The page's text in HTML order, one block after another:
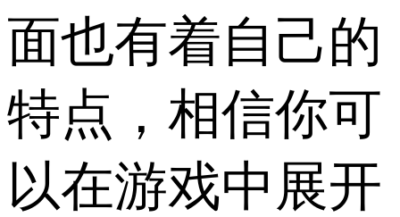
面也有着自己的
特点，相信你可
以在游戏中展开